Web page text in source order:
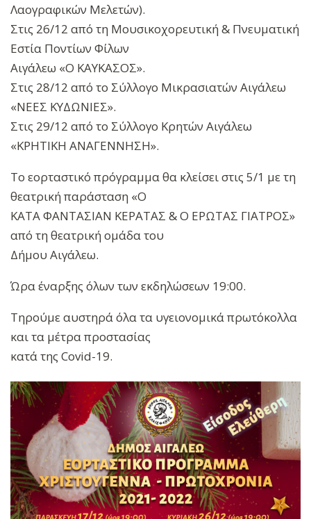
Λαογραφικών Μελετών).
Στις 26/12 από τη Μουσικοχορευτική & Πνευματική
Εστία Ποντίων Φίλων
Αιγάλεω «Ο ΚΑΥΚΑΣΟΣ».
Στις 28/12 από το Σύλλογο Μικρασιατών Αιγάλεω
«ΝΕΕΣ ΚΥΔΩΝΙΕΣ».
Στις 29/12 από το Σύλλογο Κρητών Αιγάλεω
«ΚΡΗΤΙΚΗ ΑΝΑΓΕΝΝΗΣΗ».
Το εορταστικό πρόγραμμα θα κλείσει στις 5/1 με τη
θεατρική παράσταση «Ο
ΚΑΤΑ ΦΑΝΤΑΣΙΑΝ ΚΕΡΑΤΑΣ & Ο ΕΡΩΤΑΣ ΓΙΑΤΡΟΣ»
από τη θεατρική ομάδα του
Δήμου Αιγάλεω.
Ώρα έναρξης όλων των εκδηλώσεων 19:00.
Τηρούμε αυστηρά όλα τα υγειονομικά πρωτόκολλα
και τα μέτρα προστασίας
κατά της Covid-19.